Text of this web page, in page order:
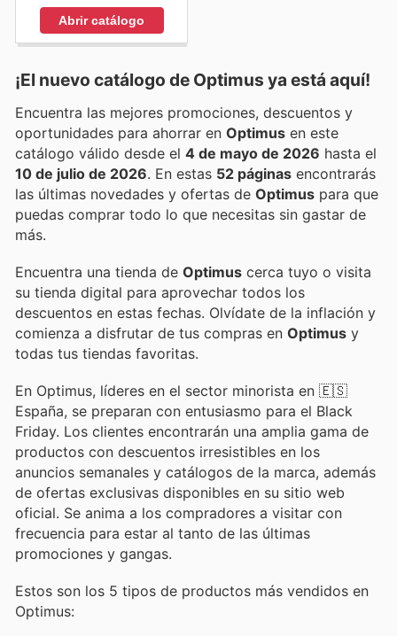
Abrir catálogo
¡El nuevo catálogo de Optimus ya está aquí!
Encuentra las mejores promociones, descuentos y
oportunidades para ahorrar en Optimus en este
catálogo válido desde el 4 de mayo de 2026 hasta el
10 de julio de 2026 . En estas 52 páginas encontrarás
las últimas novedades y ofertas de Optimus para que
puedas comprar todo lo que necesitas sin gastar de
más.
Encuentra una tienda de Optimus cerca tuyo o visita
su tienda digital para aprovechar todos los
descuentos en estas fechas. Olvídate de la inflación y
comienza a disfrutar de tus compras en Optimus y
todas tus tiendas favoritas.
En Optimus, líderes en el sector minorista en 🇪🇸
España, se preparan con entusiasmo para el Black
Friday. Los clientes encontrarán una amplia gama de
productos con descuentos irresistibles en los
anuncios semanales y catálogos de la marca, además
de ofertas exclusivas disponibles en su sitio web
oficial. Se anima a los compradores a visitar con
frecuencia para estar al tanto de las últimas
promociones y gangas.
Estos son los 5 tipos de productos más vendidos en
Optimus: